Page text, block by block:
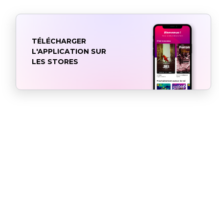
TÉLÉCHARGER
L'APPLICATION SUR
LES STORES